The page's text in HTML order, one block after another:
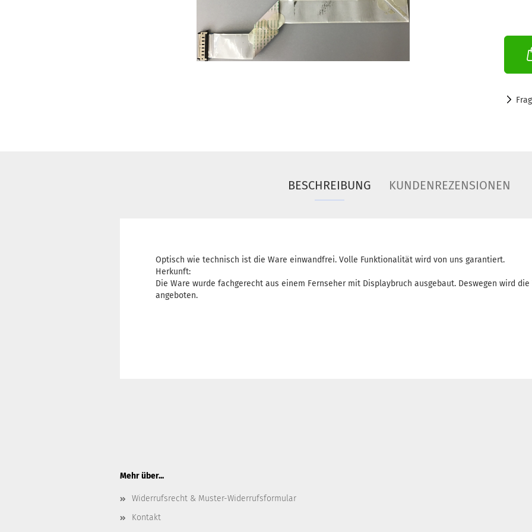
BESCHREIBUNG KUNDENREZENSIONEN
Optisch wie technisch ist die Ware einwandfrei. Volle Funktionalität wird von uns garantiert.
Herkunft:
Die Ware wurde fachgerecht aus einem Fernseher mit Displaybruch ausgebaut. Deswegen wird
angeboten.
Mehr über...
Widerrufsrecht & Muster-Widerrufsformular
Kontakt